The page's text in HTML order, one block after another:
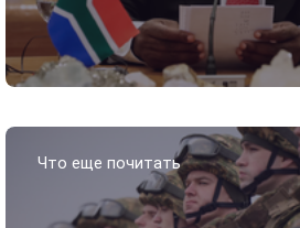
Что еще почитать